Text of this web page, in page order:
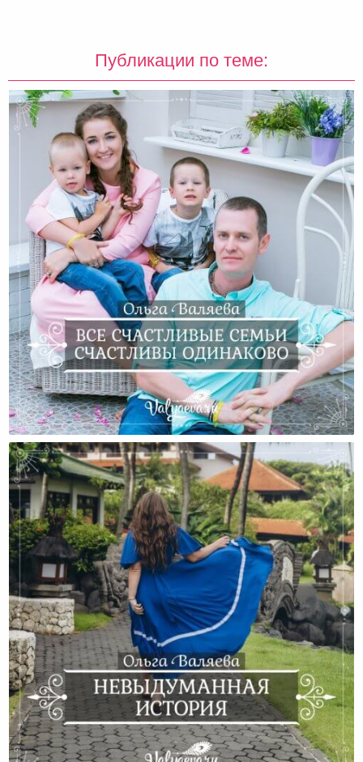
Публикации по теме:
Все Счастливые Семьи Счастливы Одинаково